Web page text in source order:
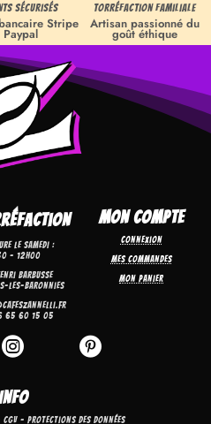
sécurisés
Stripe
Paypal
Torréfaction familiale
Artisan passionné du
goût éthique
le samedi :
– 12h00
Barbusse
Les-Baronnies
65 60 15 05
Mon Compte
Connexion
Mes commandes
Mon panier
 
CGV– Protections Des Données